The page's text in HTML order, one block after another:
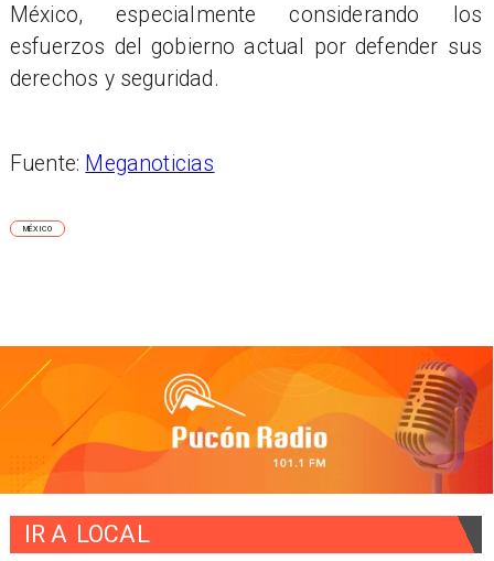
México, especialmente considerando los
esfuerzos del gobierno actual por defender sus
derechos y seguridad.
Fuente: Meganoticias
MÉXICO
IR A LOCAL